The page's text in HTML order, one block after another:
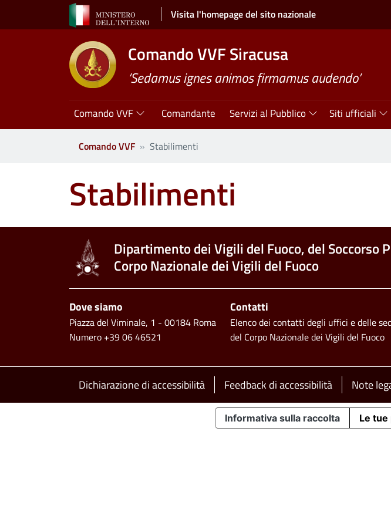
Salta al contenuto principale Visita l'homepage del sito nazionale
Comando VVF Siracusa
’Sedamus ignes animos firmamus audendo’
Navigazione principale
Comando VVF Comandante Servizi al Pubblico Siti ufficiali
Comando VVF Stabilimenti
Stabilimenti
Dipartimento dei Vigili del Fuoco, del Soccorso
Corpo Nazionale dei Vigili del Fuoco
Piè di pagina
Dove siamo
Piazza del Viminale, 1 - 00184 Roma
Numero +39 06 46521
Contatti
Elenco dei contatti degli uffici e delle
del Corpo Nazionale dei Vigili del Fuoco
Footer bottom
Dichiarazione di accessibilità Feedback di accessibilità Note
Informativa sulla raccolta Le